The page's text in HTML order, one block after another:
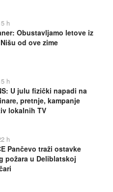
h
Obustavljamo letove iz
od ove zime
h
U julu fizički napadi na
pretnje, kampanje
lokalnih TV
h
Pančevo traži ostavke
požara u Deliblatskoj